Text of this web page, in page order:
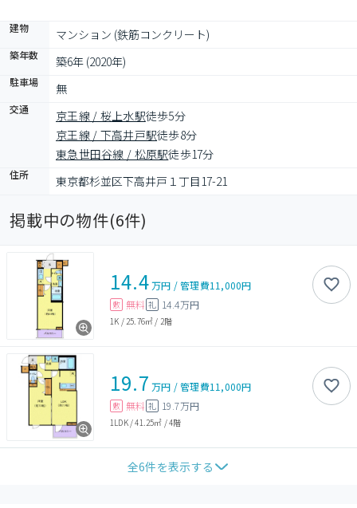
建物 マンション (鉄筋コンクリート)
築年数 築6年 (2020年)
駐車場 無
交通 京王線 / 桜上水駅徒歩5分
京王線 / 下高井戸駅徒歩8分
東急世田谷線 / 松原駅徒歩17分
住所 東京都杉並区下高井戸１丁目17-21
掲載中の物件(6件)
14.4万円 /管理費11,000円
敷 無料 礼 14.4万円
1K / 25.76㎡ / 2階
19.7 万円 /管理費11,000円
敷 無料 礼 19.7万円
1LDK/41.25㎡ /4階
全6件を表示する